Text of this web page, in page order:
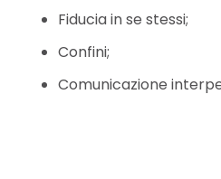
Fiducia in se stessi;
Confini;
Comunicazione